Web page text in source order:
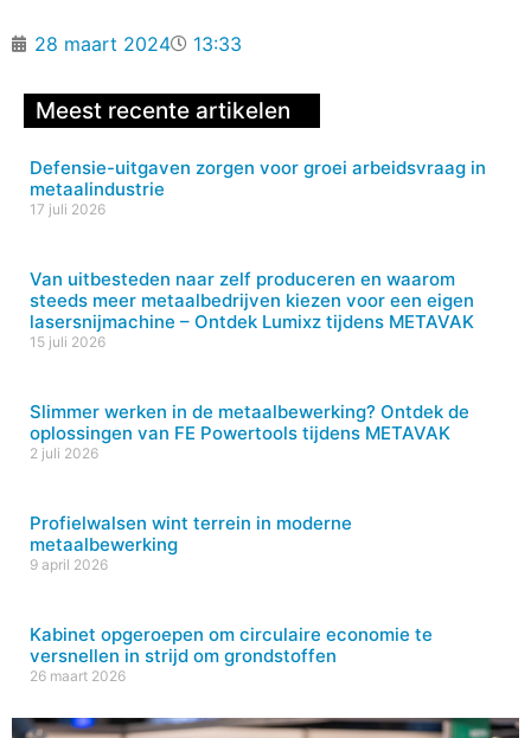
28 maart 2024 13:33
Meest recente artikelen
Defensie-uitgaven zorgen voor groei arbeidsvraag in
metaalindustrie
17 juli 2026
Van uitbesteden naar zelf produceren en waarom
steeds meer metaalbedrijven kiezen voor een eigen
lasersnijmachine – Ontdek Lumixz tijdens METAVAK
15 juli 2026
Slimmer werken in de metaalbewerking? Ontdek de
oplossingen van FE Powertools tijdens METAVAK
2 juli 2026
Profielwalsen wint terrein in moderne
metaalbewerking
9 april 2026
Kabinet opgeroepen om circulaire economie te
versnellen in strijd om grondstoffen
26 maart 2026